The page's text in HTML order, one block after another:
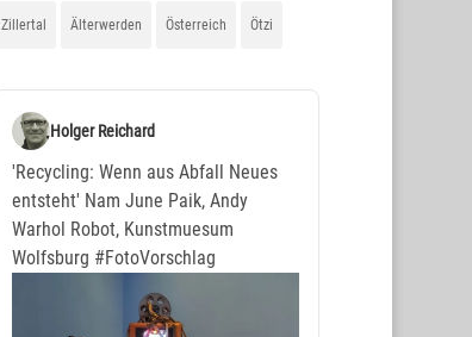
Zillertal Älterwerden Österreich Ötzi
Holger Reichard
'Recycling: Wenn aus Abfall Neues
entsteht' Nam June Paik, Andy
Warhol Robot, Kunstmuesum
Wolfsburg #FotoVorschlag